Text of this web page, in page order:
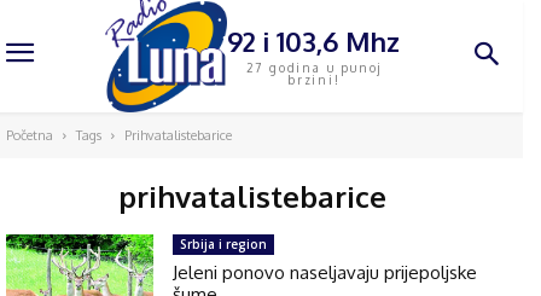
92 i 103,6 Mhz
27 godina u punoj
brzini!
Početna Tags Prihvatalistebarice
prihvatalistebarice
Srbija i region
Jeleni ponovo naseljavaju prijepoljske